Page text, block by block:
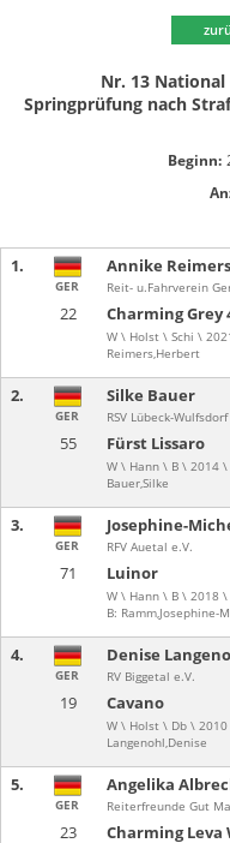
Nr. 13
Springprüfung nach
Beginn:
1.
22 Charming Grey
W \ Holst \ Schi \
Reimers,Herbert
GER
Annike Reimers
Reit- u.Fahrverein
2.
55 Fürst Lissaro
W \ Hann \ B \ 2014 \
Bauer,Silke
GER
Silke Bauer
RSV Lübeck-
3.
71 Luinor
W \ Hann \ B \ 2018 \
B: Ramm,Josephine-
GER
Josephine-
RFV Auetal e.V.
4.
19 Cavano
W \ Holst \ Db \ 2010
Langenohl,Denise
GER
Denise
RV Biggetal e.V.
5.
23 Charming Leva
GER
Angelika
Reiterfreunde Gut